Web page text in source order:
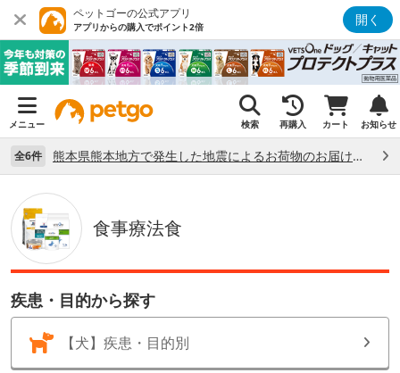
ペットゴーの公式アプリ
アプリからの購入でポイント2倍 開く
メニュー 検索 再購入 カート お知らせ
全6件 熊本県熊本地方で発生した地震によるお荷物のお届け状況について （7/28）
食事療法食
疾患・目的から探す
【犬】疾患・目的別